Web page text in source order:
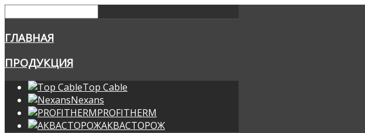
ГЛАВНАЯ
ПРОДУКЦИЯ
Top Cable
Nexans
PROFITHERM
АКВАСТОРОЖ